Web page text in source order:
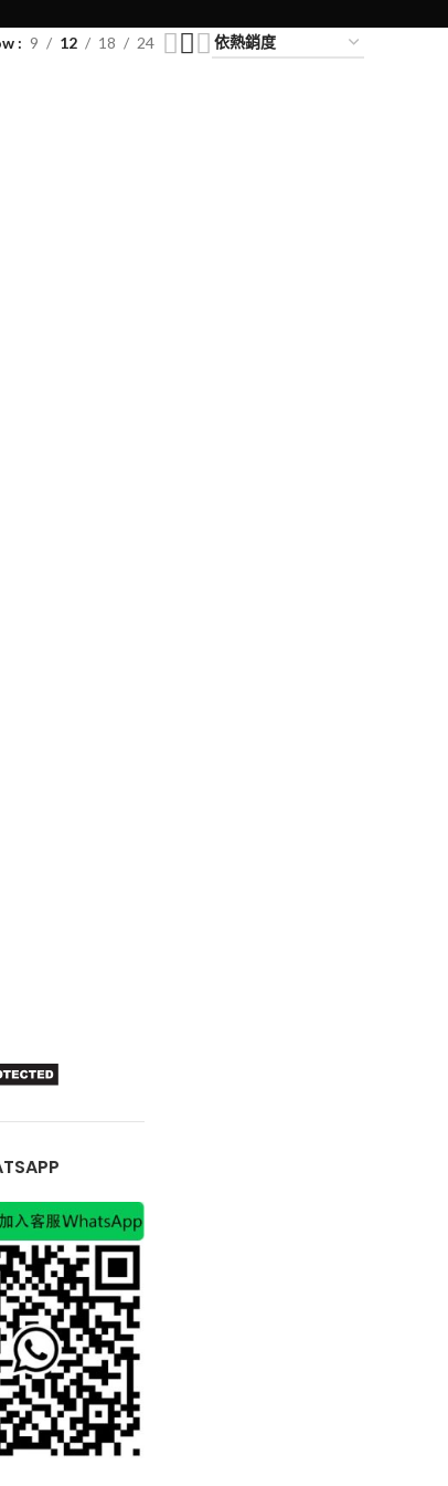
9 12 18 24